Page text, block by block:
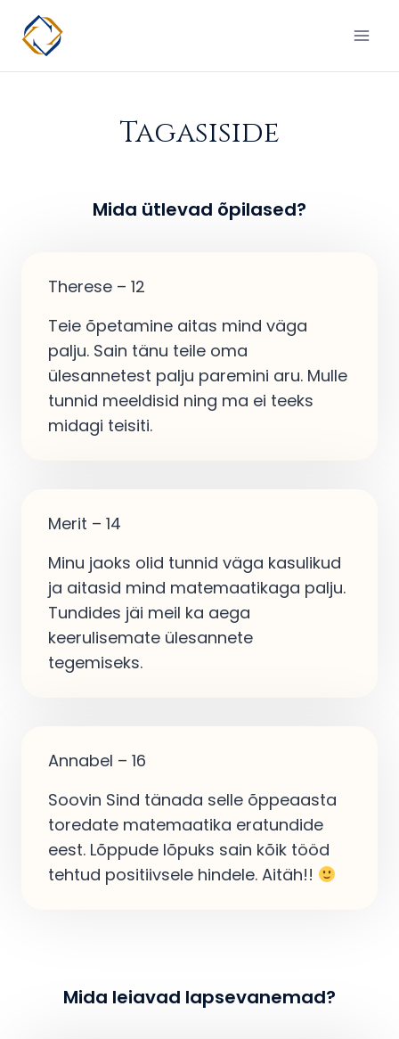
content
Tagasiside
Mida ütlevad õpilased?
Therese – 12
Teie õpetamine aitas mind väga
palju. Sain tänu teile oma
ülesannetest palju paremini aru. Mulle
tunnid meeldisid ning ma ei teeks
midagi teisiti.
Merit – 14
Minu jaoks olid tunnid väga kasulikud
ja aitasid mind matemaatikaga palju.
Tundides jäi meil ka aega
keerulisemate ülesannete
tegemiseks.
Annabel – 16
Soovin Sind tänada selle õppeaasta
toredate matemaatika eratundide
eest. Lõppude lõpuks sain kõik tööd
tehtud positiivsele hindele. Aitäh!!
Mida leiavad lapsevanemad?